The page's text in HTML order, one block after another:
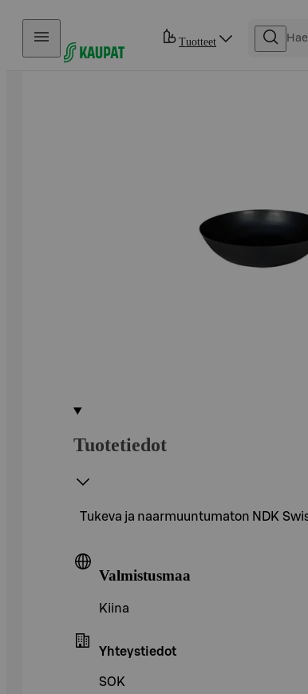
Hyppää sisältöön
Tuotteet
Tuotetiedot
Tukeva ja naarmuuntumaton NDK
Valmistusmaa
Kiina
Yhteystiedot
SOK